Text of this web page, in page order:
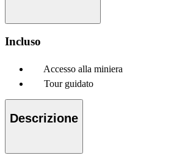
Incluso
Accesso alla miniera
Tour guidato
Descrizione